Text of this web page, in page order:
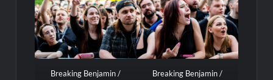
Breaking Benjamin /
Breaking Benjamin /